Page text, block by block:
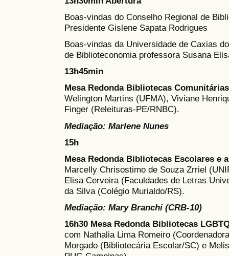
Boas-vindas do Conselho Regional de
Presidente Gislene Sapata Rodrigues
Boas-vindas da Universidade de Caxias
de Biblioteconomia professora Susana
13h45min
Mesa RedondaBibliotecas
Welington Martins (UFMA), Viviane
Finger (Releituras-PE/RNBC).
Mediação: Marlene Nunes
15h
Mesa Redonda Bibliotecas Escolares e
Marcelly Chrisostimo de Souza Zrriel
Elisa Cerveira (Faculdades de Letras
da Silva (Colégio Murialdo/RS).
Mediação: Mary Branchi (CRB-10)
16h30 Mesa Redonda Bibliotecas
com Nathalia Lima Romeiro
Morgado (Bibliotecária Escolar/SC) e